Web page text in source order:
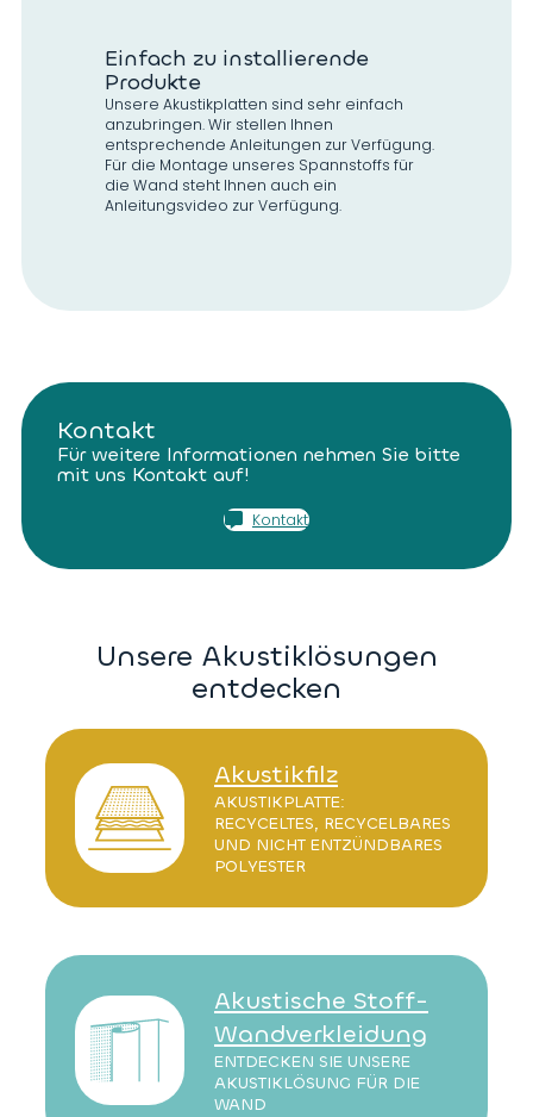
Einfach zu installierende
Produkte
Unsere Akustikplatten sind sehr einfach
anzubringen. Wir stellen Ihnen
entsprechende Anleitungen zur Verfügung.
Für die Montage unseres Spannstoffs für
die Wand steht Ihnen auch ein
Anleitungsvideo zur Verfügung.
Kontakt
Für weitere Informationen nehmen Sie bitte
mit uns Kontakt auf!
Kontakt
Unsere Akustiklösungen
entdecken
Akustikfilz
AKUSTIKPLATTE:
RECYCELTES, RECYCELBARES
UND NICHT ENTZÜNDBARES
POLYESTER
Akustische Stoff-
Wandverkleidung
ENTDECKEN SIE UNSERE
AKUSTIKLÖSUNG FÜR DIE
WAND